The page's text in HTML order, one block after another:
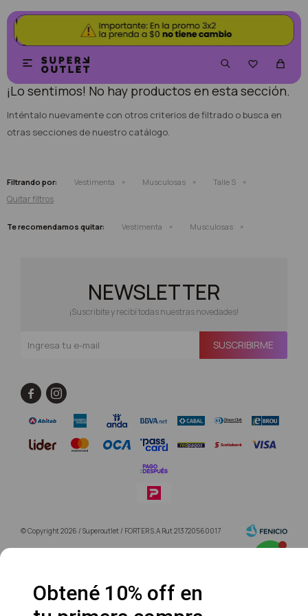

 NO SE HAN RECUPERADO PRODUCTOS
¡Lo sentimos! No hay productos en esta sección.
Inténtalo nuevamente con otros criterios de filtrado o busca en
otras secciones de nuestro catálogo.
Filtrando por: Vestimenta Musculosas Talle S
Quitar filtros
Te recomendamos quitar: Vestimenta Musculosas
NEWSLETTER
¡Suscribite y recibí todas nuestras novedades!
SUSCRIBIRME
 
© Copyright 2026 / Superoutlet / FORTER S.A Rut 213720560017
Obtené 10% off en